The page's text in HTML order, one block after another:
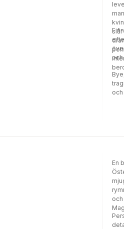
slår
och
En